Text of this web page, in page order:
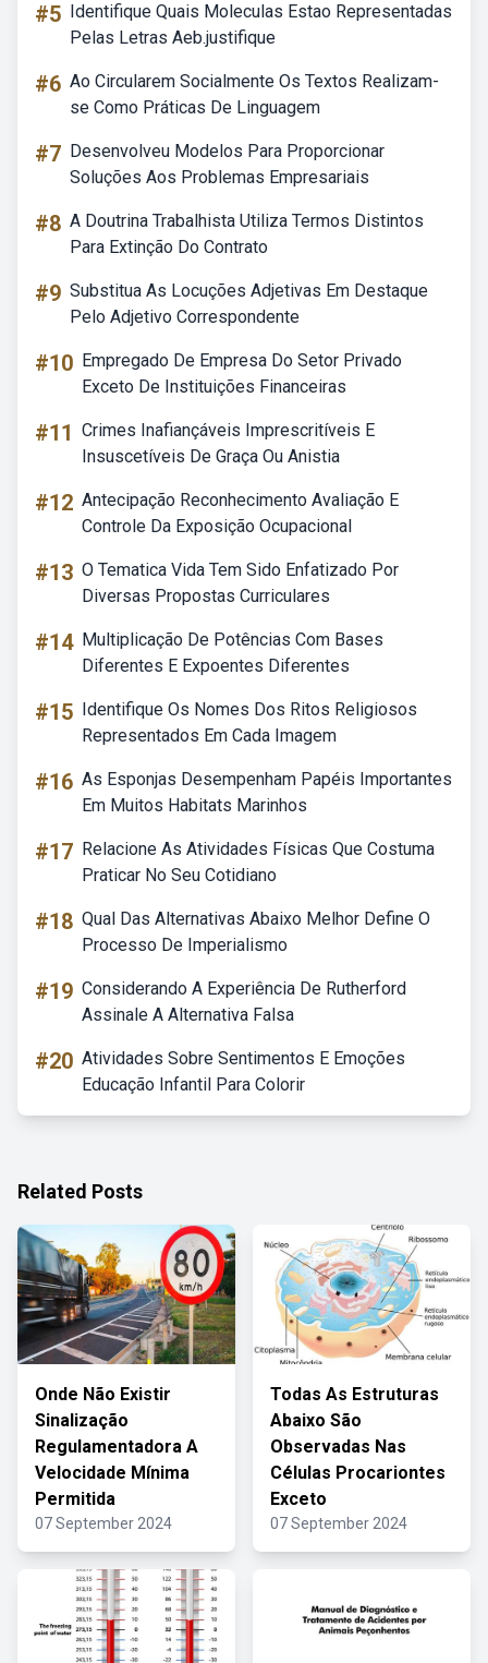
#5 Identifique Quais Moleculas Estao Representadas
Pelas Letras Aeb.justifique
#6 Ao Circularem Socialmente Os Textos Realizam-
se Como Práticas De Linguagem
#7 Desenvolveu Modelos Para Proporcionar
Soluções Aos Problemas Empresariais
#8 A Doutrina Trabalhista Utiliza Termos Distintos
Para Extinção Do Contrato
#9 Substitua As Locuções Adjetivas Em Destaque
Pelo Adjetivo Correspondente
#10 Empregado De Empresa Do Setor Privado
Exceto De Instituições Financeiras
#11 Crimes Inafiançáveis Imprescritíveis E
Insuscetíveis De Graça Ou Anistia
#12 Antecipação Reconhecimento Avaliação E
Controle Da Exposição Ocupacional
#13 O Tematica Vida Tem Sido Enfatizado Por
Diversas Propostas Curriculares
#14 Multiplicação De Potências Com Bases
Diferentes E Expoentes Diferentes
#15 Identifique Os Nomes Dos Ritos Religiosos
Representados Em Cada Imagem
#16 As Esponjas Desempenham Papéis Importantes
Em Muitos Habitats Marinhos
#17 Relacione As Atividades Físicas Que Costuma
Praticar No Seu Cotidiano
#18 Qual Das Alternativas Abaixo Melhor Define O
Processo De Imperialismo
#19 Considerando A Experiência De Rutherford
Assinale A Alternativa Falsa
#20 Atividades Sobre Sentimentos E Emoções
Educação Infantil Para Colorir
Related Posts
Onde Não Existir
Sinalização
Regulamentadora A
Velocidade Mínima
Permitida
07 September 2024
Todas As Estruturas
Abaixo São
Observadas Nas
Células Procariontes
Exceto
07 September 2024